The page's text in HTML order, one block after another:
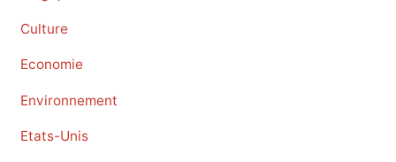
Culture
Economie
Environnement
Etats-Unis